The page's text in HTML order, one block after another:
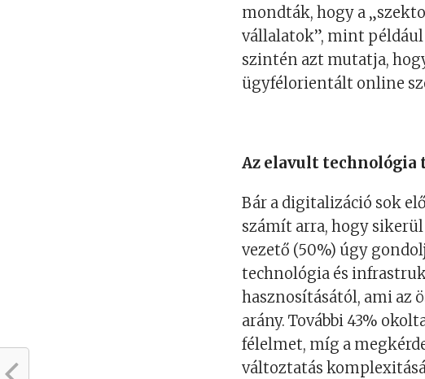
mondták, hogy a
vállalatok”, mint például
szintén azt mutatja,
ügyfélorientált online
Az elavult technológia
Bár a digitalizáció sok
számít arra, hogy
vezető (50%) úgy
technológia és
hasznosításától, ami az
arány. További 43%
félelmet, míg a
változtatás